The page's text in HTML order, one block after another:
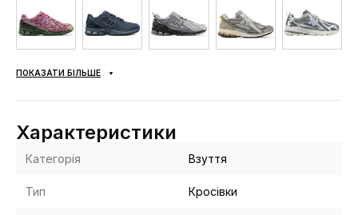
ПОКАЗАТИ БІЛЬШЕ
Характеристики
Категорія Взуття
Тип Кросівки